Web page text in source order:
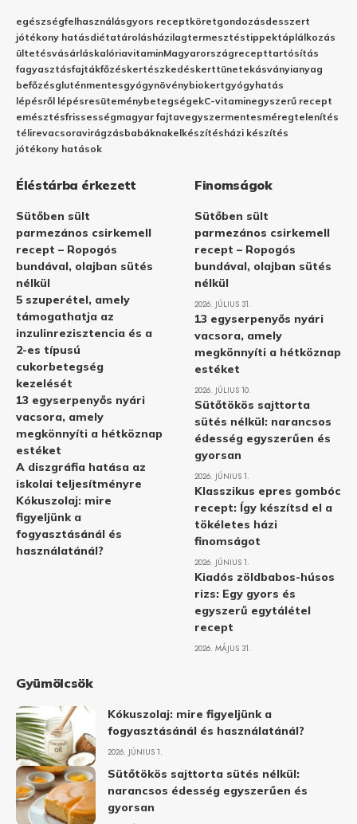
egészségfelhasználásgyors receptköretgondozásdesszert
jótékony hatásdiétatárolásházilagtermesztéstippektáplálkozás
ültetésvásárláskalóriavitaminMagyarországrecepttartósítás
fagyasztásfajtákfőzéskertészkedéskerttünetekásványianyag
befőzésgluténmentesgyógynövénybiokertgyógyhatás
lépésről lépésresüteménybetegségekC-vitaminegyszerű recept
emésztésfrissességmagyar fajtavegyszermentesméregtelenítés
télirevacsoravirágzásbabáknakelkészítésházi készítés
jótékony hatások
Éléstárba érkezett
Sütőben sült
parmezános csirkemell
recept – Ropogós
bundával, olajban sütés
nélkül
5 szuperétel, amely
támogathatja az
inzulinrezisztencia és a
2-es típusú
cukorbetegség
kezelését
13 egyserpenyős nyári
vacsora, amely
megkönnyíti a hétköznap
estéket
A diszgráfia hatása az
iskolai teljesítményre
Kókuszolaj: mire
figyeljünk a
fogyasztásánál és
használatánál?
Finomságok
Sütőben sült
parmezános csirkemell
recept – Ropogós
bundával, olajban sütés
nélkül
2026. JÚLIUS 31.
13 egyserpenyős nyári
vacsora, amely
megkönnyíti a hétköznap
estéket
2026. JÚLIUS 10.
Sütőtökös sajttorta
sütés nélkül: narancsos
édesség egyszerűen és
gyorsan
2026. JÚNIUS 1.
Klasszikus epres gombóc
recept: Így készítsd el a
tökéletes házi
finomságot
2026. JÚNIUS 1.
Kiadós zöldbabos-húsos
rizs: Egy gyors és
egyszerű egytálétel
recept
2026. MÁJUS 31.
Gyümölcsök
Kókuszolaj: mire figyeljünk a
fogyasztásánál és használatánál?
2026. JÚNIUS 1.
Sütőtökös sajttorta sütés nélkül:
narancsos édesség egyszerűen és
gyorsan